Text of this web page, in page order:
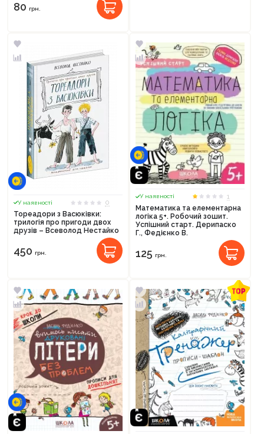
80 грн.
У наявності
0
Тореадори з Васюківки:
трилогія про пригоди двох
друзів – Всеволод Нестайко
450 грн.
У наявності
1
Математика та елементарна
логіка 5+. Робочий зошит.
Успішний старт. Дерипаско
Г., Федієнко В.
125 грн.
Продовжити покупки
Оформити замовлення